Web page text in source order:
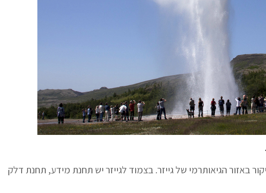
באזור הגיאותרמי של גייזר. בצמוד לגייזר יש תחנת מידע, תחנת דלק